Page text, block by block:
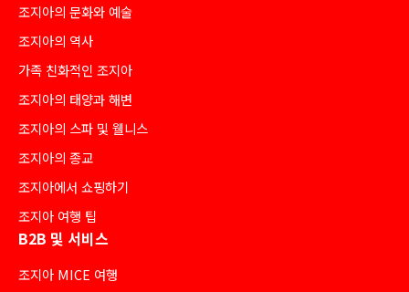
조지아의 문화와 예술
조지아의 역사
가족 친화적인 조지아
조지아의 태양과 해변
조지아의 스파 및 웰니스
조지아의 종교
조지아에서 쇼핑하기
조지아 여행 팁
B2B 및 서비스
조지아 MICE 여행